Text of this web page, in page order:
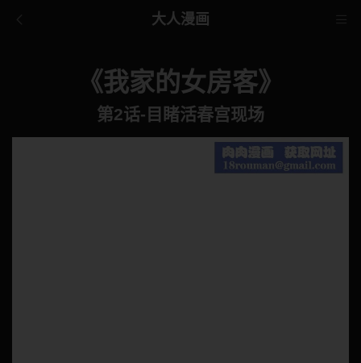
大人漫画
《我家的女房客》
第2话-目睹活春宫现场